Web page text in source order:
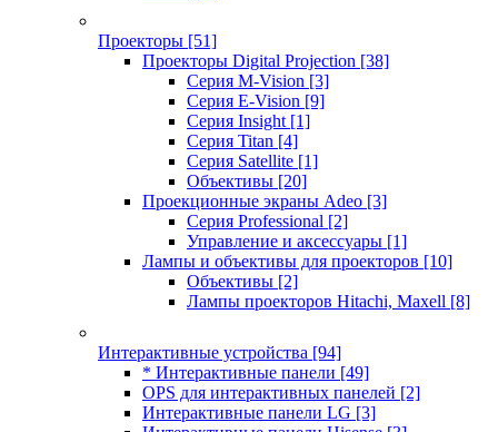
Проекторы [51]
Проекторы Digital Projection [38]
Серия M-Vision [3]
Серия E-Vision [9]
Серия Insight [1]
Серия Titan [4]
Серия Satellite [1]
Объективы [20]
Проекционные экраны Adeo [3]
Серия Professional [2]
Управление и аксессуары [1]
Лампы и объективы для проекторов [10]
Объективы [2]
Лампы проекторов Hitachi, Maxell [8]
Интерактивные устройства [94]
* Интерактивные панели [49]
OPS для интерактивных панелей [2]
Интерактивные панели LG [3]